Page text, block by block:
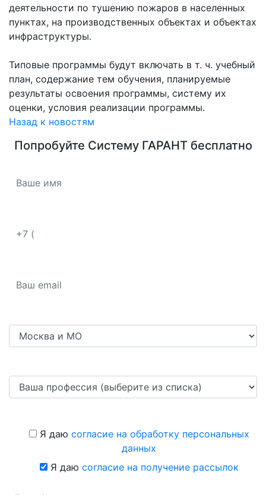
деятельности по тушению пожаров в населенных
пунктах, на производственных объектах и объектах
инфраструктуры.
Типовые программы будут включать в т. ч. учебный
план, содержание тем обучения, планируемые
результаты освоения программы, систему их
оценки, условия реализации программы.
Назад к новостям
Попробуйте Систему ГАРАНТбесплатно
Я даю согласие на обработку персональных
данных
Я даю согласие на получение рассылок